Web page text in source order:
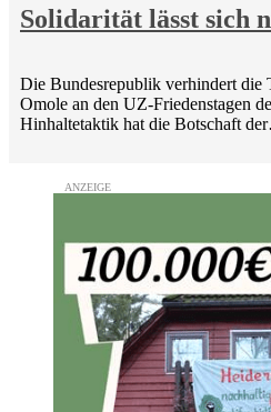
Solidarität lässt sich
Die Bundesrepublik verhindert die
Omole an den UZ-Friedenstagen
Hinhaltetaktik hat die Botschaft